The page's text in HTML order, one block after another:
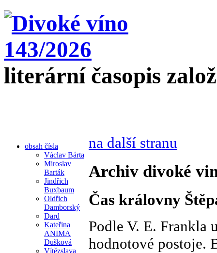
literární časopis
obsah čísla
Václav Bárta
Miroslav
Barták
Jindřich
Buxbaum
Oldřich
Damborský
Dard
Kateřina
ANIMA
Dušková
Vítězslava
na další stranu
Archiv divoké
Čas královny
Podle V. E. Frankla
hodnotové postoje.